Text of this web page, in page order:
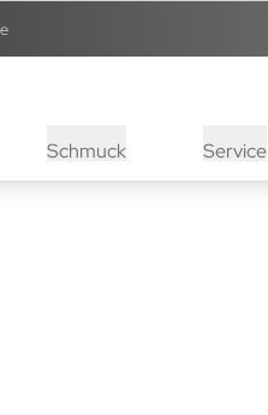
Schmuck Service